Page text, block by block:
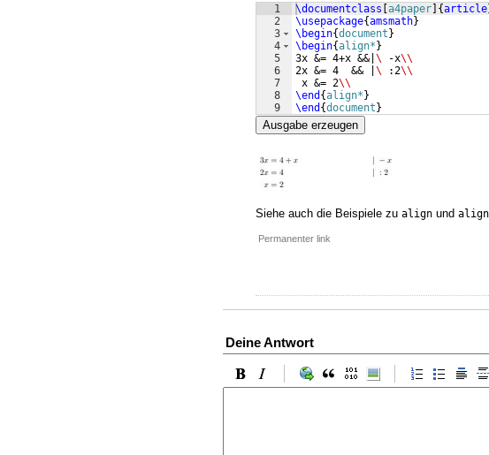
1
2
3
4
5
6
7
8
9
\documentclass a4paper {article
\usepackage{amsmath}
\begin{document }
\begin{align* }
3x &= 4+x &&| \ -x\\
2x &= 4  && | \ :2\\
x &= 2\\
\end {align* }
\end {document }
Ausgabe erzeugen
Siehe auch die Beispiele zu align und
Permanenter link
Deine Antwort